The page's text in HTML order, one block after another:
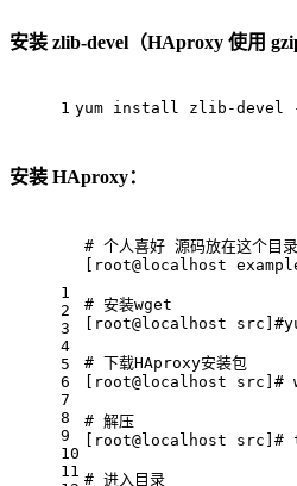
安装 zlib-devel（HAproxy 使用
1 yum install zlib-devel
安装 HAproxy：
1
2
3
4
5
6
7
8
9
10
11
# 个人喜好 源码放在这个目录
[root@localhost
# 安装wget
[root@localhost src]
# 下载HAproxy安装包
[root@localhost src] #
# 解压
[root@localhost src] #
# 进入目录